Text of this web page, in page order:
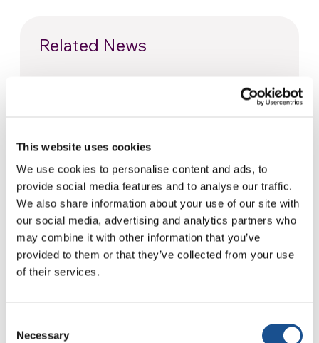
This website uses cookies
We use cookies to personalise content and ads, to
provide social media features and to analyse our traffic.
We also share information about your use of our site with
our social media, advertising and analytics partners who
may combine it with other information that you’ve
provided to them or that they’ve collected from your use
of their services.
Selection
Necessary
Related News
Odissea, di Christopher Nolan:
Ulisse e la necessità di un’alba
Dal Sud America tre storie di
Ecologia, sport e salute
Festival Re-Imagine Peace, da
Firenze un inno alla pace